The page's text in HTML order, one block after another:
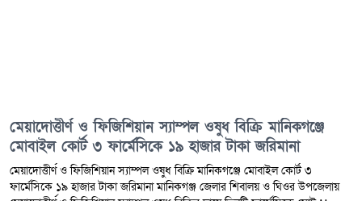
মেয়াদোত্তীর্ণ ও ফিজিশিয়ান স্যাম্পল ওষুধ বিক্রি মানিকগঞ্জে
মোবাইল কোর্ট ৩ ফার্মেসিকে ১৯ হাজার টাকা জরিমানা
মেয়াদোত্তীর্ণ ও ফিজিশিয়ান স্যাম্পল ওষুধ বিক্রি মানিকগঞ্জে মোবাইল কোর্ট ৩
ফার্মেসিকে ১৯ হাজার টাকা জরিমানা মানিকগঞ্জ জেলার শিবালয় ও ঘিওর উপজেলায়